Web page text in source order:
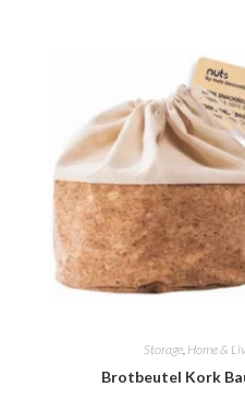
Storage, Home &
Brotbeutel Kork